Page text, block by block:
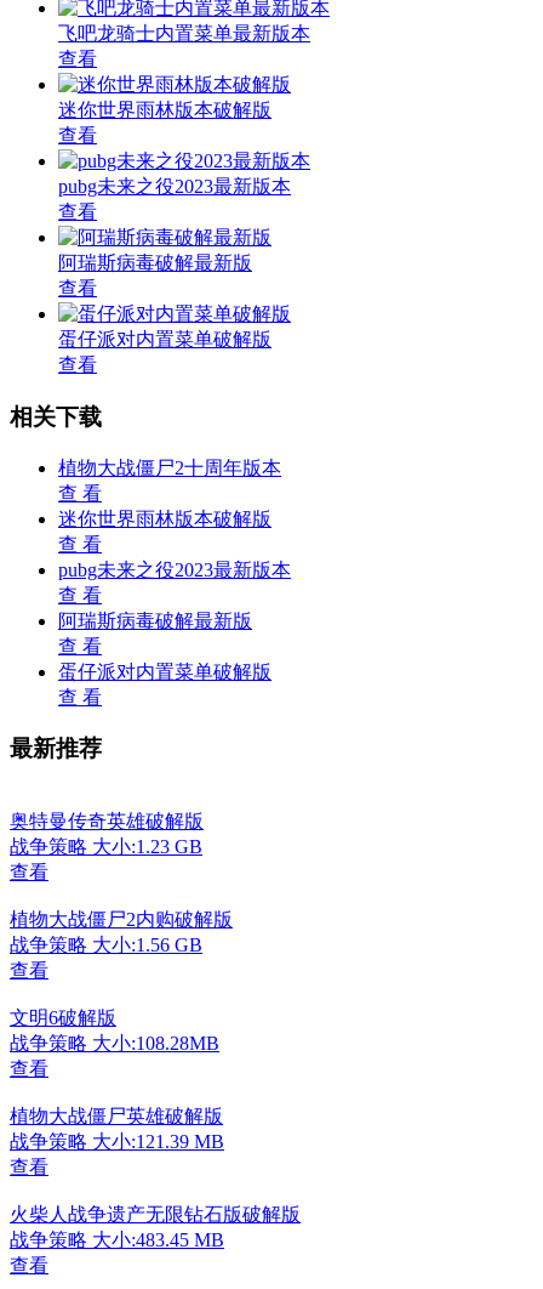
飞吧龙骑士内置菜单最新版本
查看
迷你世界雨林版本破解版
查看
pubg未来之役2023最新版本
查看
阿瑞斯病毒破解最新版
查看
蛋仔派对内置菜单破解版
查看
相关下载
植物大战僵尸2十周年版本
查 看
迷你世界雨林版本破解版
查 看
pubg未来之役2023最新版本
查 看
阿瑞斯病毒破解最新版
查 看
蛋仔派对内置菜单破解版
查 看
最新推荐
奥特曼传奇英雄破解版
战争策略 大小:1.23 GB
查看
植物大战僵尸2内购破解版
战争策略 大小:1.56 GB
查看
文明6破解版
战争策略 大小:108.28MB
查看
植物大战僵尸英雄破解版
战争策略 大小:121.39 MB
查看
火柴人战争遗产无限钻石版破解版
战争策略 大小:483.45 MB
查看